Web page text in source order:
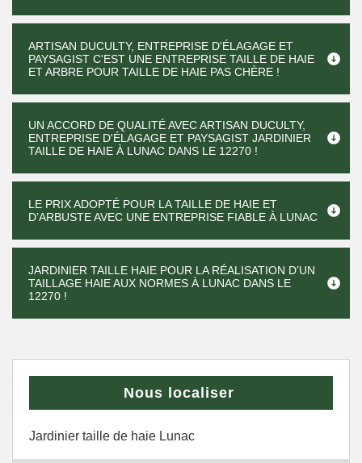
ARTISAN DUCULTY, ENTREPRISE D'ÉLAGAGE ET
PAYSAGIST C'EST UNE ENTREPRISE TAILLE DE HAIE
ET ARBRE POUR TAILLE DE HAIE PAS CHÈRE !
UN ACCORD DE QUALITÉ AVEC ARTISAN DUCULTY,
ENTREPRISE D'ÉLAGAGE ET PAYSAGIST JARDINIER
TAILLE DE HAIE À LUNAC DANS LE 12270 !
LE PRIX ADOPTÉ POUR LA TAILLE DE HAIE ET
D’ARBUSTE AVEC UNE ENTREPRISE FIABLE À LUNAC
JARDINIER TAILLE HAIE POUR LA RÉALISATION D’UN
TAILLAGE HAIE AUX NORMES À LUNAC DANS LE
12270 !
Nous localiser
Jardinier taille de haie Lunac